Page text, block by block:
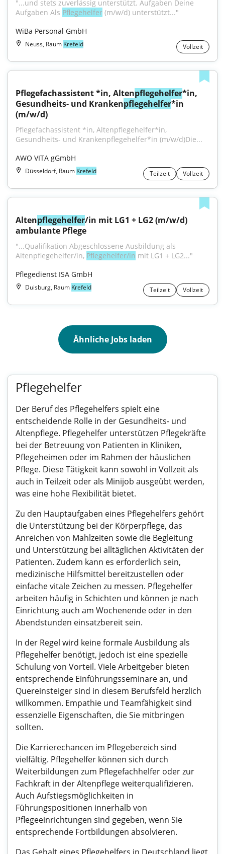
"...und stets zuverlässig unterstützt. Aufgaben Deine
Aufgaben Als Pflegehelfer (m/w/d) unterstützt..."
WiBa Personal GmbH
Neuss, Raum Krefeld Vollzeit
Pflegefachassistent *in, Altenpflegehelfer*in,
Gesundheits- und Krankenpflegehelfer*in
(m/w/d)
Pflegefachassistent *in, Altenpflegehelfer*in,
Gesundheits- und Krankenpflegehelfer*in (m/w/d)Die...
AWO VITA gGmbH
Düsseldorf, Raum Krefeld Teilzeit Vollzeit
Altenpflegehelfer/in mit LG1 + LG2 (m/w/d)
ambulante Pflege
"...Qualifikation Abgeschlossene Ausbildung als
Altenpflegehelfer/in, Pflegehelfer/in mit LG1 + LG2..."
Pflegedienst ISA GmbH
Duisburg, Raum Krefeld Teilzeit Vollzeit
Ähnliche Jobs laden
Pflegehelfer
Der Beruf des Pflegehelfers spielt eine
entscheidende Rolle in der Gesundheits- und
Altenpflege. Pflegehelfer unterstützen Pflegekräfte
bei der Betreuung von Patienten in Kliniken,
Pflegeheimen oder im Rahmen der häuslichen
Pflege. Diese Tätigkeit kann sowohl in Vollzeit als
auch in Teilzeit oder als Minijob ausgeübt werden,
was eine hohe Flexibilität bietet.
Zu den Hauptaufgaben eines Pflegehelfers gehört
die Unterstützung bei der Körperpflege, das
Anreichen von Mahlzeiten sowie die Begleitung
und Unterstützung bei alltäglichen Aktivitäten der
Patienten. Zudem kann es erforderlich sein,
medizinische Hilfsmittel bereitzustellen oder
einfache vitale Zeichen zu messen. Pflegehelfer
arbeiten häufig in Schichten und können je nach
Einrichtung auch am Wochenende oder in den
Abendstunden einsatzbereit sein.
In der Regel wird keine formale Ausbildung als
Pflegehelfer benötigt, jedoch ist eine spezielle
Schulung von Vorteil. Viele Arbeitgeber bieten
entsprechende Einführungsseminare an, und
Quereinsteiger sind in diesem Berufsfeld herzlich
willkommen. Empathie und Teamfähigkeit sind
essenzielle Eigenschaften, die Sie mitbringen
sollten.
Die Karrierechancen im Pflegebereich sind
vielfältig. Pflegehelfer können sich durch
Weiterbildungen zum Pflegefachhelfer oder zur
Fachkraft in der Altenpflege weiterqualifizieren.
Auch Aufstiegsmöglichkeiten in
Führungspositionen innerhalb von
Pflegeeinrichtungen sind gegeben, wenn Sie
entsprechende Fortbildungen absolvieren.